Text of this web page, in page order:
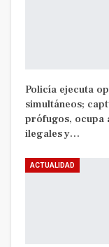
Policía ejecuta
simultáneos;
prófugos, ocupa
ilegales y…
ACTUALIDAD